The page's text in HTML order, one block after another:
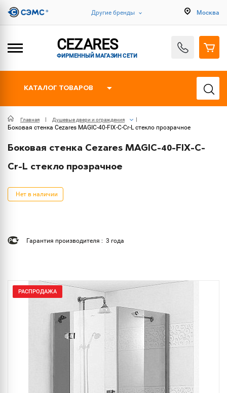
Другие бренды Москва
CEZARES
ФИРМЕННЫЙ МАГАЗИН СЕТИ
КАТАЛОГ ТОВАРОВ
Главная Душевые двери и ограждения
Боковая стенка Cezares MAGIC-40-FIX-C-Cr-L стекло прозрачное
Боковая стенка Cezares MAGIC-40-FIX-C-
Cr-L стекло прозрачное
Нет в наличии
Гарантия производителя : 3 года
РАСПРОДАЖА